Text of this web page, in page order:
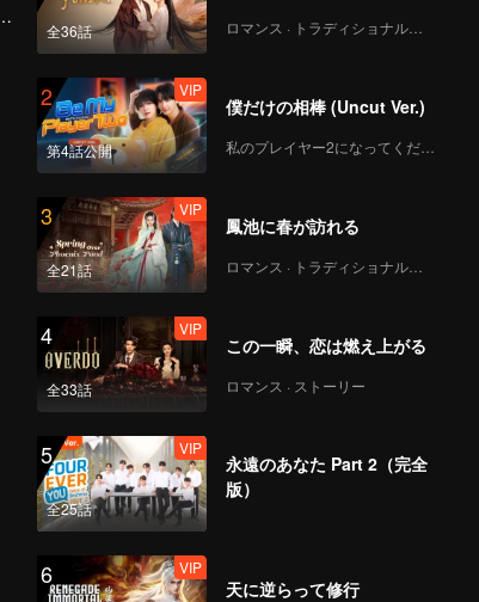
全36話 ロマンス · トラディショナル・コスチューム
2
第4話公開
VIP
僕だけの相棒 (Uncut Ver.)
私のプレイヤー2になってください
3
全21話
VIP
鳳池に春が訪れる
ロマンス · トラディショナル・コスチューム
4
全33話
VIP
この一瞬、恋は燃え上がる
ロマンス · ストーリー
5
全25話
VIP
永遠のあなた Part 2（完全
版）
6 VIP
天に逆らって修行